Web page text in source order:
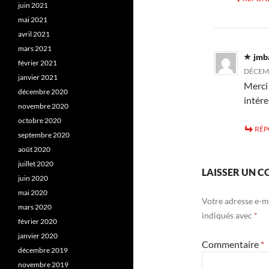
LAISSER UN
Votre adresse e-
indiqués avec *
Commentaire *
juin 2021
mai 2021
avril 2021
mars 2021
février 2021
janvier 2021
décembre 2020
novembre 2020
octobre 2020
septembre 2020
août 2020
juillet 2020
juin 2020
mai 2020
mars 2020
février 2020
janvier 2020
décembre 2019
novembre 2019